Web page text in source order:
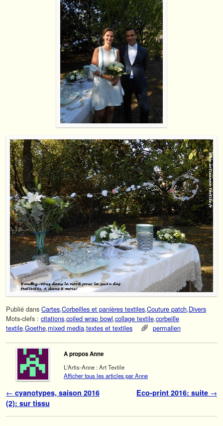
Publié dans Cartes,Corbeilles et panières textiles,Couture patch,Divers
Mots-clefs : citations,coiled wrap bowl,collage textile,corbeille
textile,Goethe,mixed media,textes et textiles permalien
A propos Anne
L'Artis-Anne : Art Textile
Afficher tous les articles par Anne
Navigation des articles
← cyanotypes, saison 2016
(2): sur tissu
Eco-print 2016: suite →